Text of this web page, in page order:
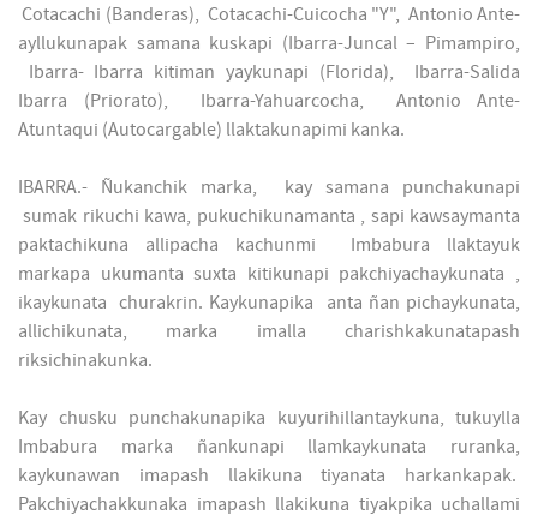
Cotacachi (Banderas), Cotacachi-Cuicocha "Y", Antonio Ante-
ayllukunapak samana kuskapi (Ibarra-Juncal – Pimampiro,
Ibarra- Ibarra kitiman yaykunapi (Florida), Ibarra-Salida
Ibarra (Priorato), Ibarra-Yahuarcocha, Antonio Ante-
Atuntaqui (Autocargable) llaktakunapimi kanka.
IBARRA.- Ñukanchik marka, kay samana punchakunapi
sumak rikuchi kawa, pukuchikunamanta , sapi kawsaymanta
paktachikuna allipacha kachunmi Imbabura llaktayuk
markapa ukumanta suxta kitikunapi pakchiyachaykunata ,
ikaykunata churakrin. Kaykunapika anta ñan pichaykunata,
allichikunata, marka imalla charishkakunatapash
riksichinakunka.
Kay chusku punchakunapika kuyurihillantaykuna, tukuylla
Imbabura marka ñankunapi llamkaykunata ruranka,
kaykunawan imapash llakikuna tiyanata harkankapak.
Pakchiyachakkunaka imapash llakikuna tiyakpika uchallami